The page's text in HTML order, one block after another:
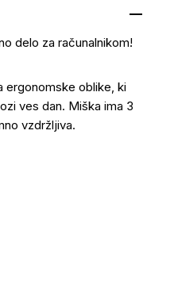
delo za računalnikom!
ergonomske oblike, ki
ves dan. Miška ima 3
vzdržljiva.